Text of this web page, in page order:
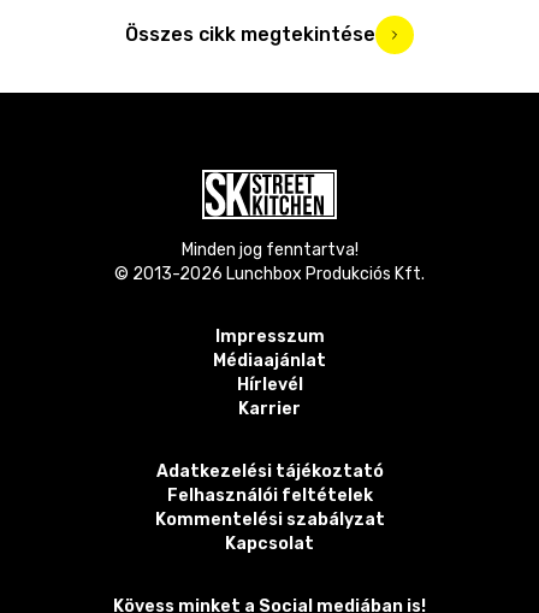
Összes cikk megtekintése
Minden jog fenntartva!
© 2013-2026 Lunchbox Produkciós Kft.
Impresszum
Médiaajánlat
Hírlevél
Karrier
Adatkezelési tájékoztató
Felhasználói feltételek
Kommentelési szabályzat
Kapcsolat
Kövess minket a Social mediában is!